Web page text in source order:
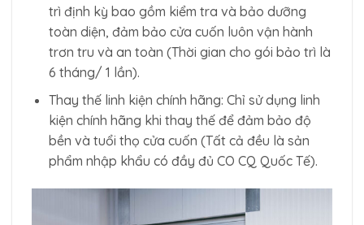
trì định kỳ bao gồm kiểm tra và bảo dưỡng
toàn diện, đảm bảo cửa cuốn luôn vận hành
trơn tru và an toàn (Thời gian cho gói bảo trì là
6 tháng/ 1 lần).
Thay thế linh kiện chính hãng: Chỉ sử dụng linh
kiện chính hãng khi thay thế để đảm bảo độ
bền và tuổi thọ cửa cuốn (Tất cả đều là sản
phẩm nhập khẩu có đầy đủ CO CQ Quốc Tế).